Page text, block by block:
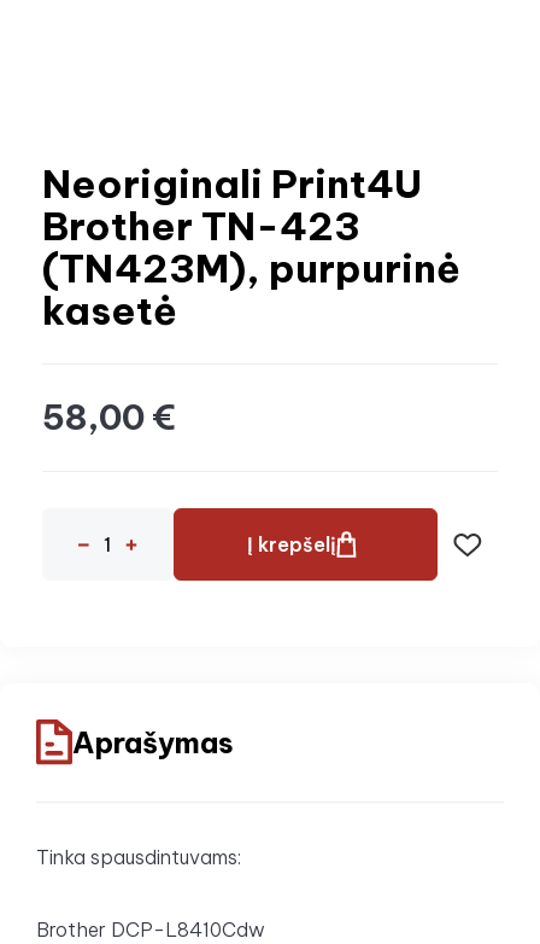
Neoriginali Print4U
Brother TN-423
(TN423M), purpurinė
kasetė
58,00 €
Į krepšelį
Aprašymas
Tinka spausdintuvams:
Brother DCP-L8410Cdw